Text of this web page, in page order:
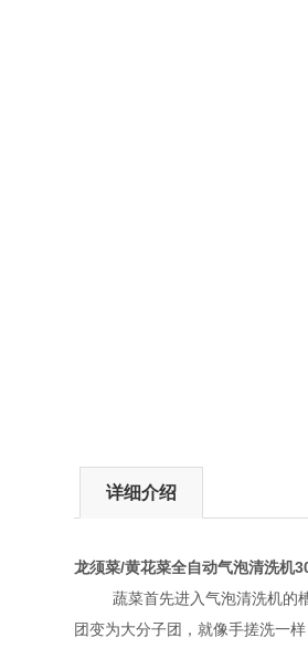
详细介绍
龙须菜/黄花菜全自动气泡清洗机
蔬菜首先进入气泡清洗机的
团变为大分子团，就像手搓洗一